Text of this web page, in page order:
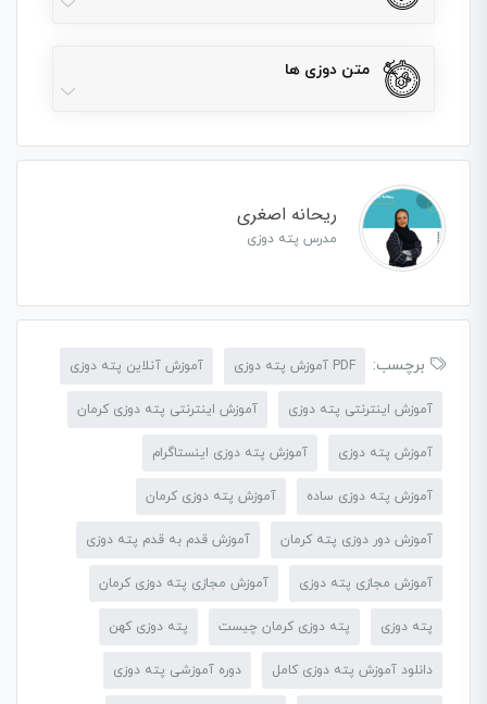
متن دوزی ها
ریحانه اصغری
مدرس پته دوزی
برچسب: PDF آموزش پته دوزی آموزش آنلاین پته دوزی
آموزش اینترنتی پته دوزی آموزش اینترنتی پته دوزی کرمان
آموزش پته دوزی آموزش پته دوزی اینستاگرام
آموزش پته دوزی ساده آموزش پته دوزی کرمان
آموزش دور دوزی پته کرمان آموزش قدم به قدم پته دوزی
آموزش مجازی پته دوزی آموزش مجازی پته دوزی کرمان
پته دوزی پته دوزی کرمان چیست پته دوزی کهن
دانلود آموزش پته دوزی کامل دوره آموزشی پته دوزی